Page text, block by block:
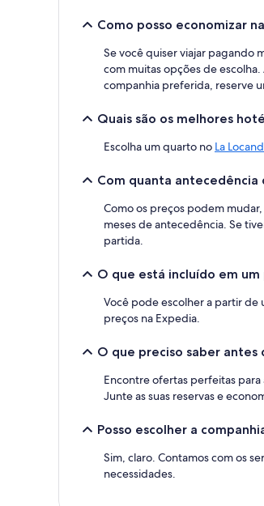
Como posso economizar
Se você quiser viajar pagando
com muitas opções de
companhia preferida, reserve
Quais são os melhores
Escolha um quarto no La
Com quanta antecedência
Como os preços podem
meses de antecedência. Se
partida.
O que está incluído em
Você pode escolher a partir de
preços na Expedia.
O que preciso saber
Encontre ofertas perfeitas para
Junte as suas reservas e
Posso escolher a
Sim, claro. Contamos com os
necessidades.